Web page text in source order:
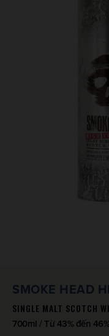
SMOKE HEAD
SINGLE MALT SCOTCH
700ml / Từ 43% đến 46%